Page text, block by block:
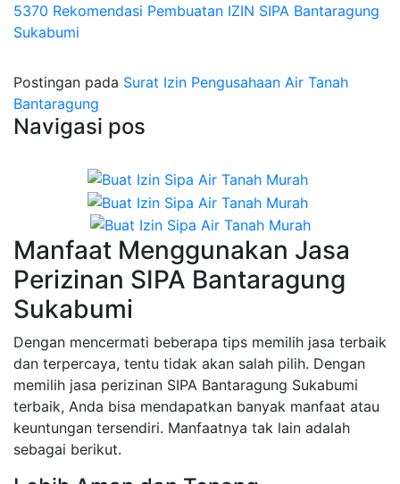
5370 Rekomendasi Pembuatan IZIN SIPA Bantaragung
Sukabumi
Postingan pada Surat Izin Pengusahaan Air Tanah
Bantaragung
Navigasi pos
Manfaat Menggunakan Jasa
Perizinan SIPA Bantaragung
Sukabumi
Dengan mencermati beberapa tips memilih jasa terbaik
dan terpercaya, tentu tidak akan salah pilih. Dengan
memilih jasa perizinan SIPA Bantaragung Sukabumi
terbaik, Anda bisa mendapatkan banyak manfaat atau
keuntungan tersendiri. Manfaatnya tak lain adalah
sebagai berikut.